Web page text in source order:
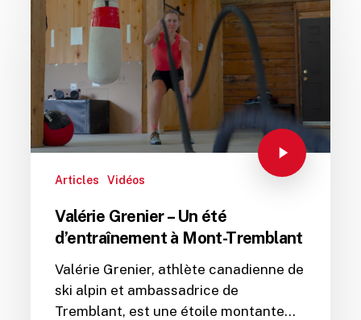
Articles Vidéos
Valérie Grenier – Un été
d’entraînement à Mont-Tremblant
Valérie Grenier, athlète canadienne de
ski alpin et ambassadrice de
Tremblant, est une étoile montante…